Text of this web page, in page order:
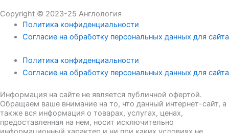
Copyright © 2023-25 Англология
Политика конфиденциальности
Согласие на обработку персональных данных для сайта
Политика конфиденциальности
Согласие на обработку персональных данных для сайта
Информация на сайте не является публичной офертой.
Обращаем ваше внимание на то, что данный интернет-сайт, а
также вся информация о товарах, услугах, ценах,
предоставленная на нем, носит исключительно